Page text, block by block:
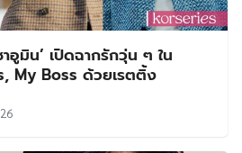
อูมิน’ เปิดฉากรักวุ่น ๆ ใน
My Boss ด้วยเรตติ้ง